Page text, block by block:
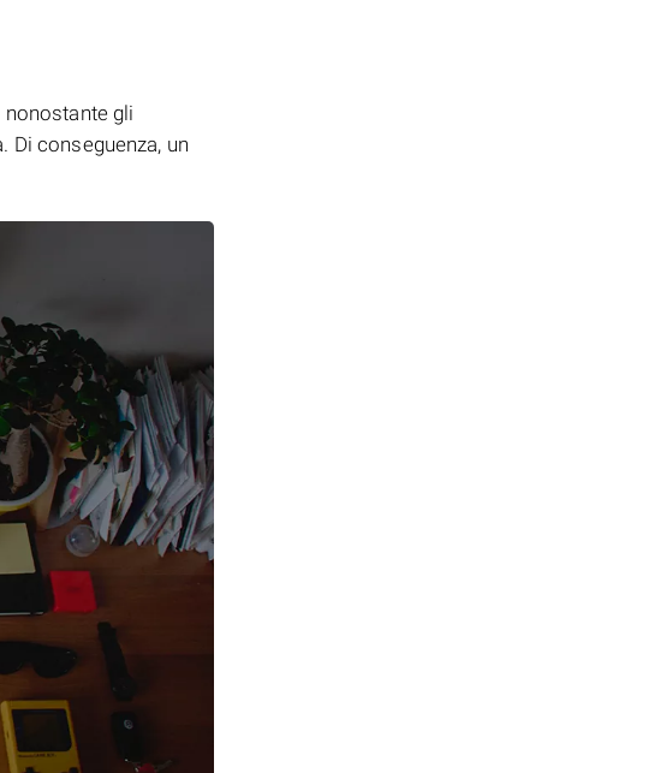
gli
Di conseguenza, un